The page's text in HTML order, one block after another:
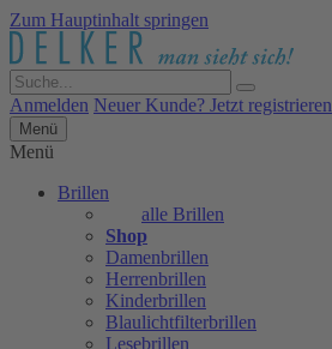
Zum Hauptinhalt springen
Anmelden Neuer Kunde? Jetzt registrieren
Menü
Menü
Brillen
alle Brillen
Shop
Damenbrillen
Herrenbrillen
Kinderbrillen
Blaulichtfilterbrillen
Lesebrillen